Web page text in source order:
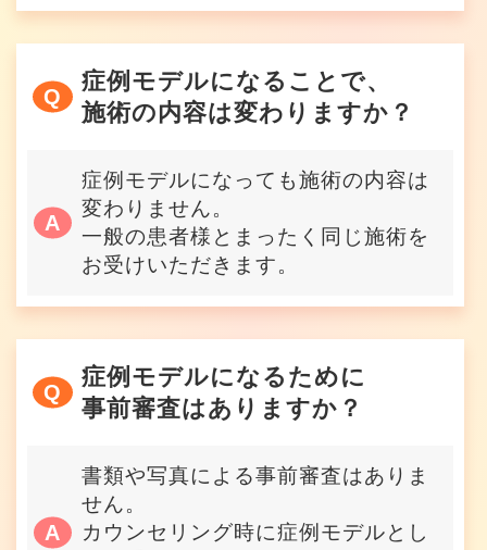
症例モデルになることで、
施術の内容は変わりますか？
症例モデルになっても施術の内容は
変わりません。
一般の患者様とまったく同じ施術を
お受けいただきます。
症例モデルになるために
事前審査はありますか？
書類や写真による事前審査はありま
せん。
カウンセリング時に症例モデルとし